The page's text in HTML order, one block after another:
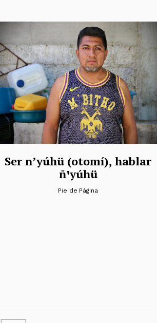
Ser n’yúhü (otomí), hablar
ñꞌyúhü
Pie de Página